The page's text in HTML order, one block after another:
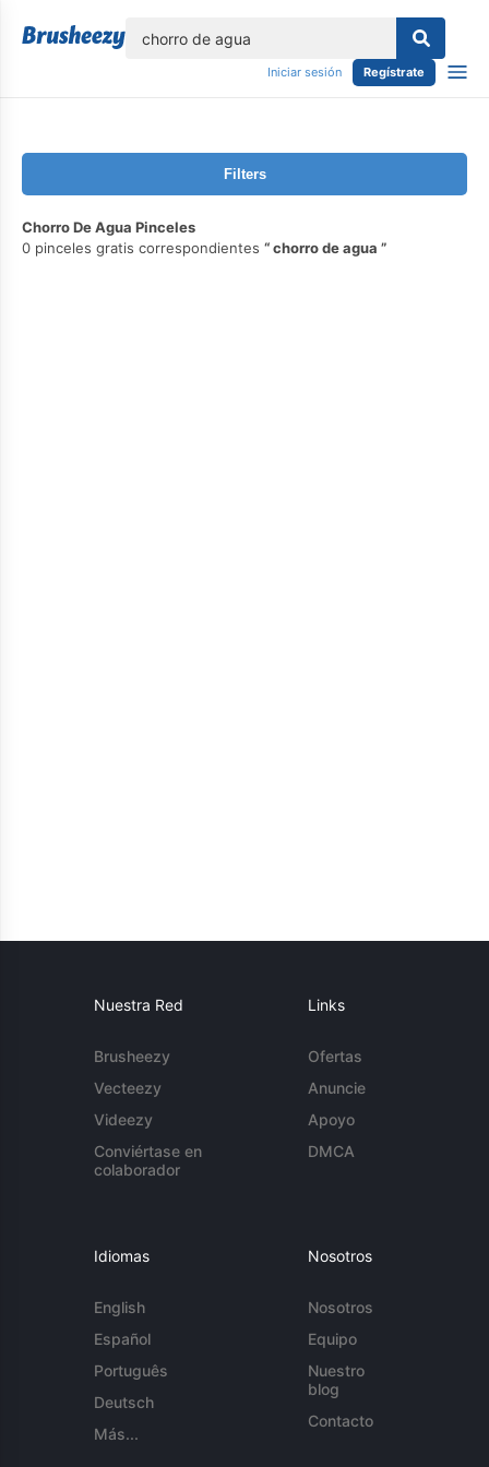
Iniciar sesión Regístrate
Filters
Chorro De Agua Pinceles
0 pinceles gratis correspondientes
chorro de agua
Nuestra Red
Brusheezy
Vecteezy
Videezy
Conviértase en
colaborador
Links
Ofertas
Anuncie
Apoyo
DMCA
Idiomas
English
Español
Português
Deutsch
Más...
Nosotros
Nosotros
Equipo
Nuestro
blog
Contacto